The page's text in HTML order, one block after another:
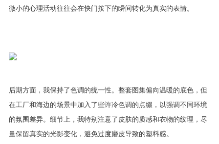
微小的心理活动往往会在快门按下的瞬间转化为真实的表情。
后期方面，我保持了色调的统一性。整套图集偏向温暖的底色，但
在工厂和海边的场景中加入了些许冷色调的点缀，以强调不同环境
的氛围差异。细节上，我特别注意了皮肤的质感和衣物的纹理，尽
量保留真实的光影变化，避免过度磨皮导致的塑料感。